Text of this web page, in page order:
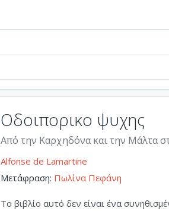
Οδοιπορικο ψυχης
Από την Καρχηδόνα και την Μάλτα
Alfonse de Lamartine
Μετάφραση: Πωλίνα Πεφάνη
Το βιβλίο αυτό δεν είναι ένα